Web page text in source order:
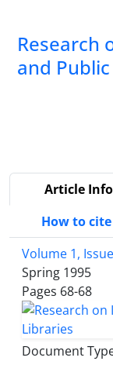
Research
and
Article
How to cite
Volume 1,
Spring 1995
Pages 68-68
Document